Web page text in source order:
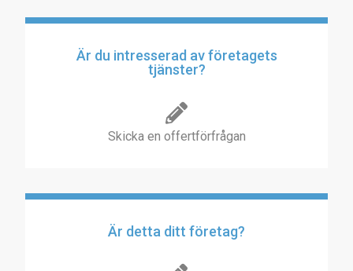
Är du intresserad av företagets
tjänster?
Skicka en offertförfrågan
Är detta ditt företag?